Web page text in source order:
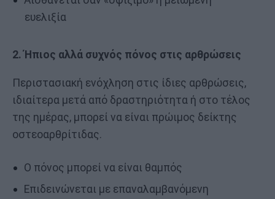
ευελιξία
2. Ήπιος αλλά συχνός πόνος στις αρθρώσεις
Περιστασιακή ενόχληση στις ίδιες αρθρώσεις,
ιδιαίτερα μετά από δραστηριότητα ή στο τέλος
της ημέρας, μπορεί να είναι πρώιμος δείκτης
οστεοαρθρίτιδας.
Ο πόνος μπορεί να είναι θαμπός
Επιδεινώνεται με επαναλαμβανόμενη